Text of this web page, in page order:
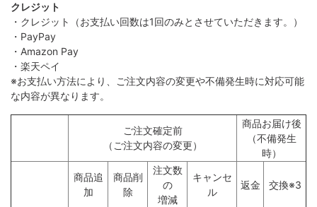
クレジット
・クレジット（お支払い回数は1回のみとさせていただきます。）
・PayPay
・Amazon Pay
・楽天ペイ
※お支払い方法により、ご注文内容の変更や不備発生時に対応可能
な内容が異なります。
ご注文確定前
（ご注文内容の変更）
商品お届け後
（不備発生
時）
商品追
加
商品削
除
注文数
の
増減
キャンセ
ル
返金 交換※3